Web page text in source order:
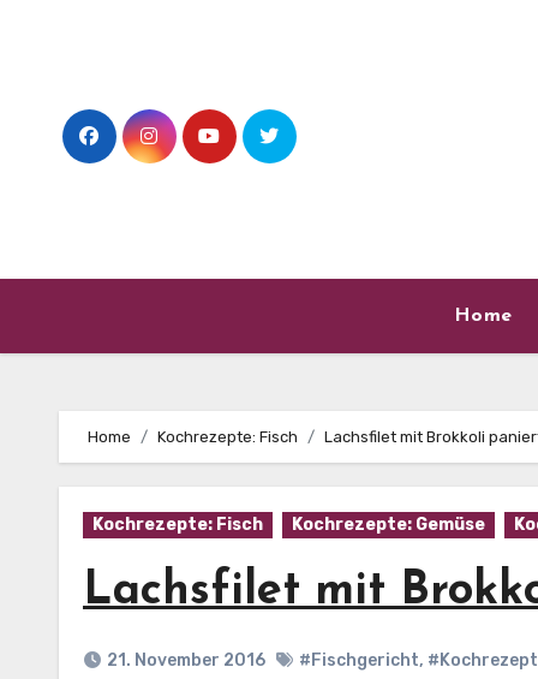
Home
Home Kochrezepte: Fisch Lachsfilet mit Brokkoli
Kochrezepte: Fisch Kochrezepte: Gemüse
Lachsfilet mit
21. November 2016 #Fischgericht,